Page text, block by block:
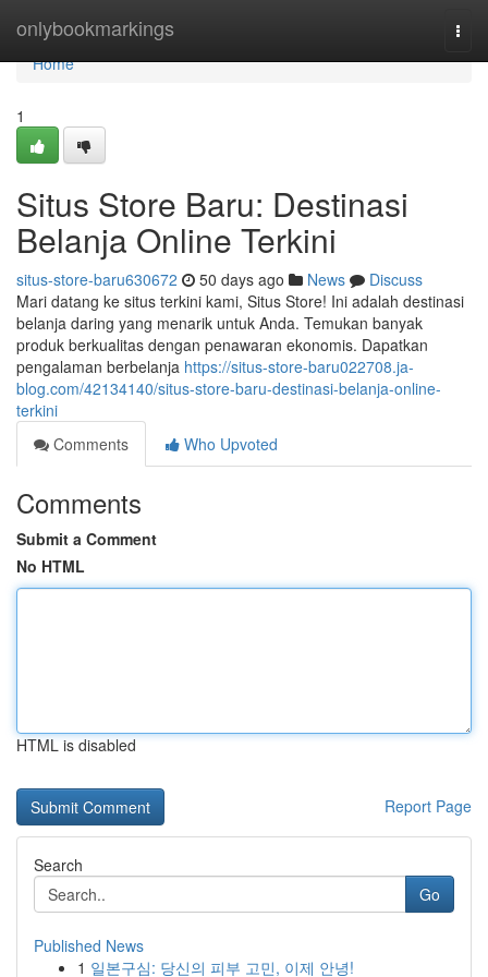
onlybookmarkings
Home
Home
1
Situs Store Baru: Destinasi
Belanja Online Terkini
situs-store-baru630672 50 days ago News
Discuss
Mari datang ke situs terkini kami, Situs Store! Ini adalah destinasi
belanja daring yang menarik untuk Anda. Temukan banyak
produk berkualitas dengan penawaran ekonomis. Dapatkan
pengalaman berbelanja https://situs-store-baru022708.ja-
blog.com/42134140/situs-store-baru-destinasi-belanja-online-
terkini
Comments
Who Upvoted
Comments
Submit a Comment
No HTML
HTML is disabled
Report Page
Search
Go
Published News
1 일본구심: 당신의 피부 고민, 이제 안녕!